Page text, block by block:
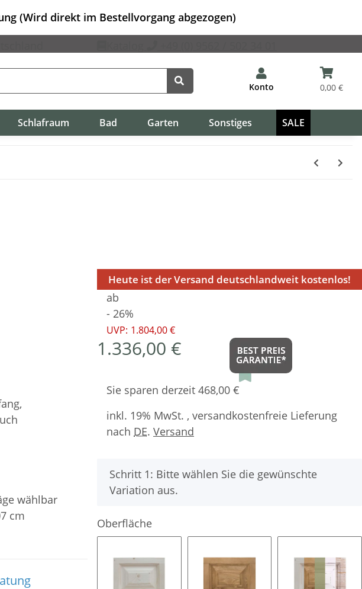
(Wird direkt im Bestellvorgang abgezogen)
Konto 0,00 €
Schlafraum Bad Garten Sonstiges SALE
wählbar
cm
Heute ist der Versand deutschlandweit kostenlos!
ab
- 26%
UVP: 1.804,00 €
1.336,00 €
Sie sparen derzeit 468,00 €
inkl. 19% MwSt. , versandkostenfreie Lieferung
nach DE. Versand
x
Schritt 1: Bitte wählen Sie die gewünschte
Variation aus.
Oberfläche